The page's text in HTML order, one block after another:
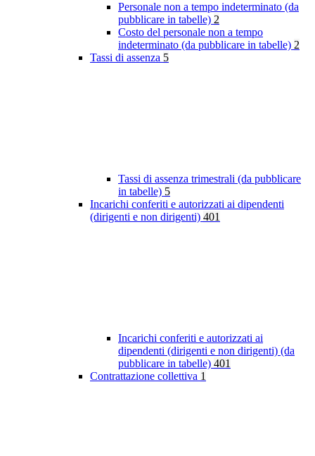
Personale non a tempo indeterminato (da
pubblicare in tabelle) 2
Costo del personale non a tempo
indeterminato (da pubblicare in tabelle) 2
Tassi di assenza 5
Tassi di assenza trimestrali (da pubblicare
in tabelle) 5
Incarichi conferiti e autorizzati ai dipendenti
(dirigenti e non dirigenti) 401
Incarichi conferiti e autorizzati ai
dipendenti (dirigenti e non dirigenti) (da
pubblicare in tabelle) 401
Contrattazione collettiva 1